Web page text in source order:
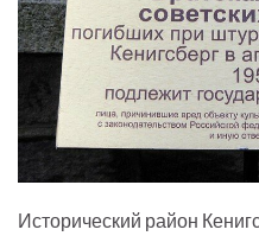
Исторический район